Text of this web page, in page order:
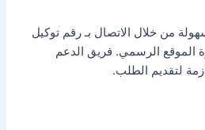
من خلال الاتصال بـ رقم توكيل
الموقع الرسمي. فريق الدعم
لتقديم الطلب.